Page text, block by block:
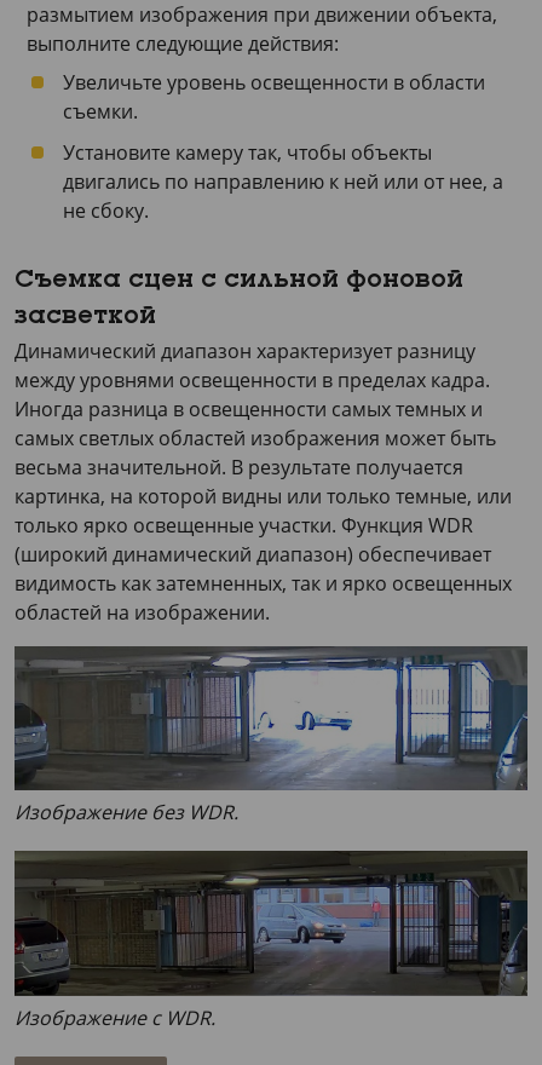
размытием изображения при движении объекта,
выполните следующие действия:
Увеличьте уровень освещенности в области
съемки.
Установите камеру так, чтобы объекты
двигались по направлению к ней или от нее, а
не сбоку.
Съемка сцен с сильной фоновой
засветкой
Динамический диапазон характеризует разницу
между уровнями освещенности в пределах кадра.
Иногда разница в освещенности самых темных и
самых светлых областей изображения может быть
весьма значительной. В результате получается
картинка, на которой видны или только темные, или
только ярко освещенные участки. Функция WDR
(широкий динамический диапазон) обеспечивает
видимость как затемненных, так и ярко освещенных
областей на изображении.
Изображение без WDR.
Изображение с WDR.